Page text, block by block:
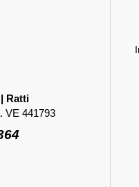
Ratti
VE 441793